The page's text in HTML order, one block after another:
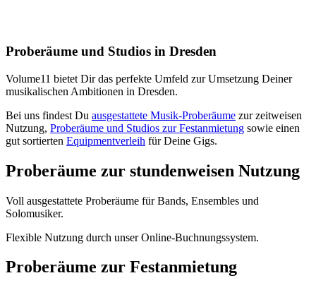
Proberäume und Studios in Dresden
Volume11 bietet Dir das perfekte Umfeld zur Umsetzung Deiner
musikalischen Ambitionen in Dresden.
Bei uns findest Du ausgestattete Musik-Proberäume zur zeitweisen
Nutzung, Proberäume und Studios zur Festanmietung sowie einen
gut sortierten Equipmentverleih für Deine Gigs.
Proberäume zur stundenweisen Nutzung
Voll ausgestattete Proberäume für Bands, Ensembles und
Solomusiker.
Flexible Nutzung durch unser Online-Buchnungssystem.
Proberäume zur Festanmietung